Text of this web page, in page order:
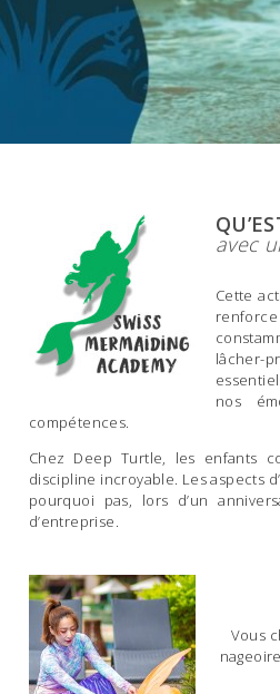
avec
Cette
lâcher-
nos
compétences.
Chez Deep Turtle, les enfants
discipline incroyable. Les aspects
pourquoi pas, lors d’un
d’entreprise.
Vous